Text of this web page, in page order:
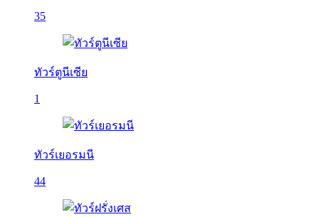
35
ทัวร์ตูนีเซีย
1
ทัวร์เยอรมนี
44